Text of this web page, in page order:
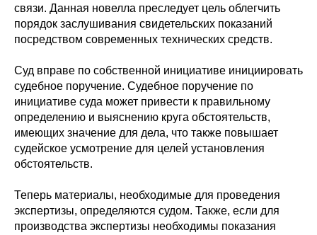
связи. Данная новелла преследует цель облегчить
порядок заслушивания свидетельских показаний
посредством современных технических средств.
Суд вправе по собственной инициативе инициировать
судебное поручение. Судебное поручение по
инициативе суда может привести к правильному
определению и выяснению круга обстоятельств,
имеющих значение для дела, что также повышает
судейское усмотрение для целей установления
обстоятельств.
Теперь материалы, необходимые для проведения
экспертизы, определяются судом. Также, если для
производства экспертизы необходимы показания